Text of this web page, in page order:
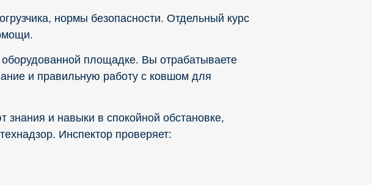
нормы безопасности. Отдельный курс
оборудованной площадке. Вы отрабатываете
и правильную работу с ковшом для
знания и навыки в спокойной обстановке,
Инспектор проверяет: